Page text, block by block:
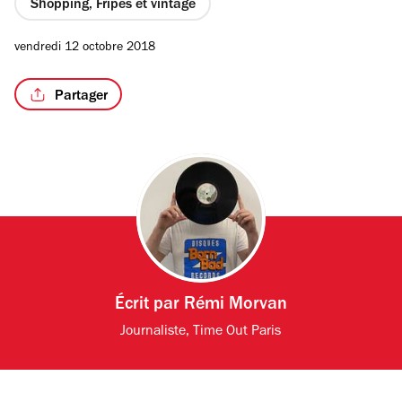
Shopping, Fripes et vintage
vendredi 12 octobre 2018
Partager
Écrit par Rémi Morvan
Journaliste, Time Out Paris